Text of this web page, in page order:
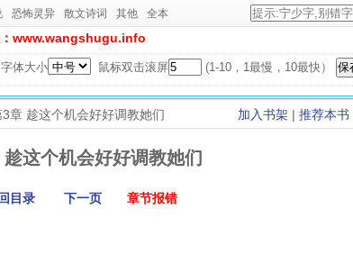
恐怖灵异 散文诗词 其他 全本
：www.wangshugu.info
字体大小 鼠标双击滚屏 (1-10，1最慢，10最快）
加入书架 | 推荐本书
章 趁这个机会好好调教她们
这个机会好好调教她们
目录 下一页 章节报错